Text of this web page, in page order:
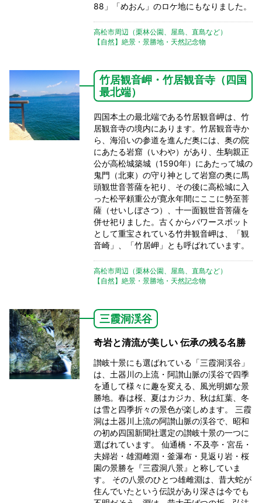
88」「めおん」のロケ地にもなりました。
高松市周辺（栗林公園、屋島、直島など）
【自然】絶景・景勝地・天然記念物
竹居観音岬・竹居観音寺（四国
最北端）
四国本土の最北端である竹居観音岬は、竹
居観音寺の境内にあります。竹居観音寺か
ら、海沿いの参道を進んだ奥には、奥の院
にあたる岩窟（いわや）があり、生駒親正
公が高松城築城（1590年）にあたって城の
鬼門（北東）の守り神として岩窟の奥に馬
頭観世音菩薩を祀り、その後に高松城に入
った松平頼重公が寛永年間にここに勢至菩
薩（せいしぼさつ）、十一面観世音菩薩を
併せ祀りました。古くからパワースポット
として重宝されている竹井観音岬は、「観
音崎」、「竹居岬」とも呼ばれています。
高松市周辺（栗林公園、屋島、直島など）
【自然】絶景・景勝地・天然記念物
三霞洞渓谷
奇岩と清流が美しい 伝承の残る名勝
讃岐十景にも選ばれている「三霞洞渓谷」
は、土器川の上流・阿讃山脈の渓谷で四季
を通して様々に趣を変える、風光明媚な景
勝地。春は桜、夏はカジカ、秋は紅葉、冬
は雪と四季折々の景色が楽しめます。 三霞
洞は土器川上流の阿讃山脈の渓谷で、昭和
の初め四国新聞社選定の讃岐十景の一つに
選ばれています。 仙通橋・不及亭・宮岳・
夫婦岩・雄淵雌淵・釜瀑布・見返り岩・桜
園の景勝を『三霞洞八景』と称していま
す。 その八景のひとつ雄雌淵は、昔大蛇が
住んでいたという伝説があり深さは今でも